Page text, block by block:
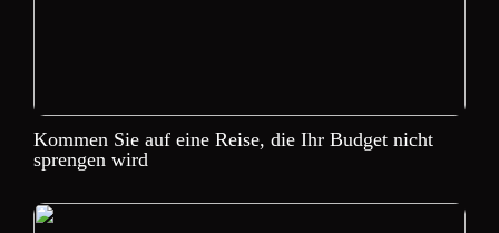
Kommen Sie auf eine Reise, die Ihr Budget nicht
sprengen wird